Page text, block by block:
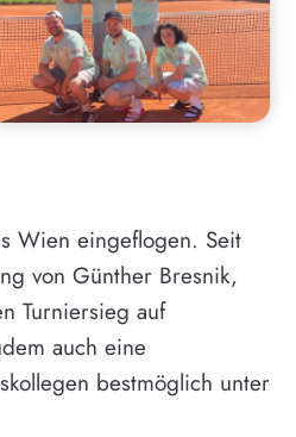
Wien eingeflogen. Seit
von Günther Bresnik,
Turniersieg auf
auch eine
bestmöglich unter